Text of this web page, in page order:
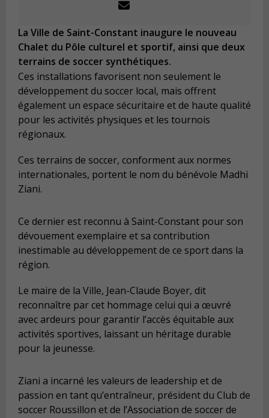
La Ville de Saint-Constant inaugure le nouveau
Chalet du Pôle culturel et sportif, ainsi que deux
terrains de soccer synthétiques.
Ces installations favorisent non seulement le
développement du soccer local, mais offrent
également un espace sécuritaire et de haute qualité
pour les activités physiques et les tournois
régionaux.
Ces terrains de soccer, conforment aux normes
internationales, portent le nom du bénévole Madhi
Ziani.
Ce dernier est reconnu à Saint-Constant pour son
dévouement exemplaire et sa contribution
inestimable au développement de ce sport dans la
région.
Le maire de la Ville, Jean-Claude Boyer, dit
reconnaître par cet hommage celui qui a œuvré
avec ardeurs pour garantir l’accès équitable aux
activités sportives, laissant un héritage durable
pour la jeunesse.
Ziani a incarné les valeurs de leadership et de
passion en tant qu’entraîneur, président du Club de
soccer Roussillon et de l’Association de soccer de